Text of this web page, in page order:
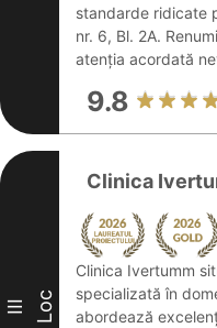
standarde ridicate
nr. 6, Bl. 2A.
atenția acordată
9.8
III Loc
Clinica
Clinica Ivertumm
specializată în
abordează